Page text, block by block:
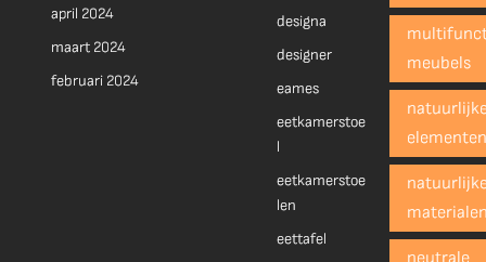
april 2024
maart 2024
februari 2024
designa
designer
eames
eetkamerstoe
l
eetkamerstoe
len
eettafel
meubels